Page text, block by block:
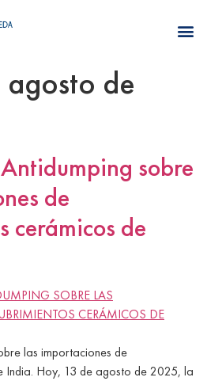
agosto de
sobre
de
cerámicos de
las importaciones de
India. Hoy, 13 de agosto de 2025, la